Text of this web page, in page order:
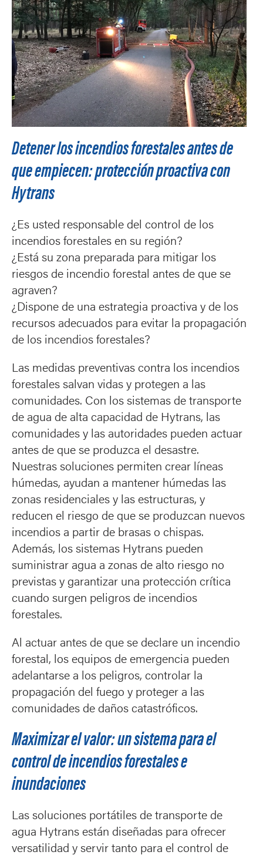
Detener los incendios forestales antes de
que empiecen: protección proactiva con
Hytrans
¿Es usted responsable del control de los
incendios forestales en su región?
¿Está su zona preparada para mitigar los
riesgos de incendio forestal antes de que se
agraven?
¿Dispone de una estrategia proactiva y de los
recursos adecuados para evitar la propagación
de los incendios forestales?
Las medidas preventivas contra los incendios
forestales salvan vidas y protegen a las
comunidades. Con los sistemas de transporte
de agua de alta capacidad de Hytrans, las
comunidades y las autoridades pueden actuar
antes de que se produzca el desastre.
Nuestras soluciones permiten crear líneas
húmedas, ayudan a mantener húmedas las
zonas residenciales y las estructuras, y
reducen el riesgo de que se produzcan nuevos
incendios a partir de brasas o chispas.
Además, los sistemas Hytrans pueden
suministrar agua a zonas de alto riesgo no
previstas y garantizar una protección crítica
cuando surgen peligros de incendios
forestales.
Al actuar antes de que se declare un incendio
forestal, los equipos de emergencia pueden
adelantarse a los peligros, controlar la
propagación del fuego y proteger a las
comunidades de daños catastróficos.
Maximizar el valor: un sistema para el
control de incendios forestales e
inundaciones
Las soluciones portátiles de transporte de
agua Hytrans están diseñadas para ofrecer
versatilidad y servir tanto para el control de